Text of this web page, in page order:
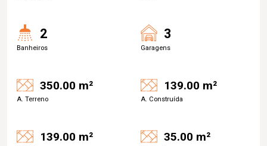
2
Banheiros
3
Garagens
350.00 m²
A. Terreno
139.00 m²
A. Construída
139.00 m² 35.00 m²